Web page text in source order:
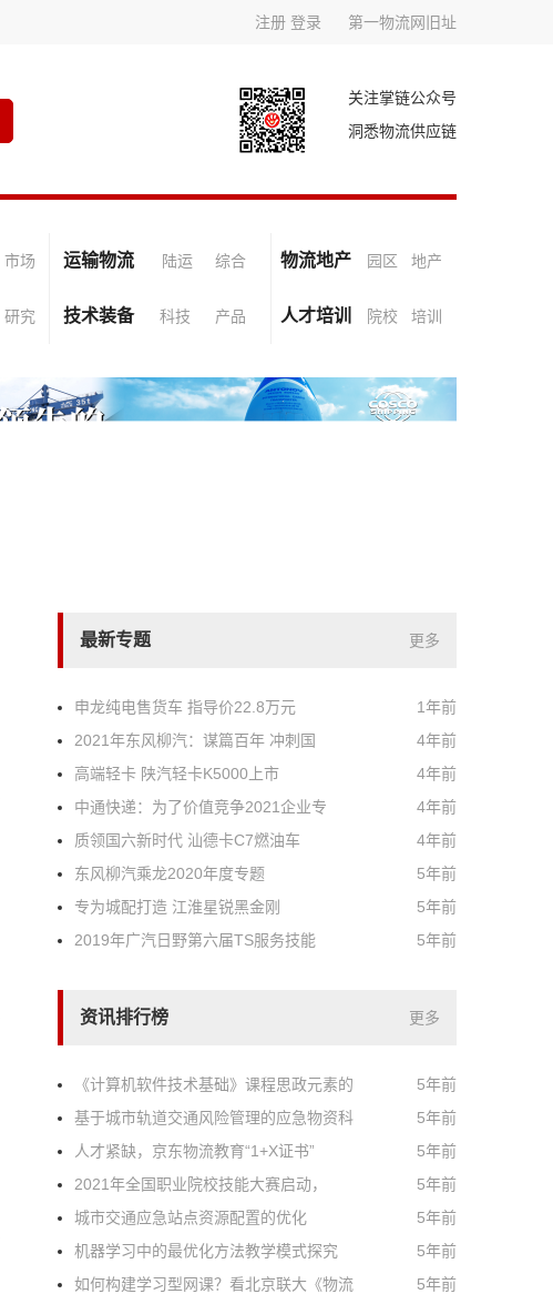
注册 登录 第一物流网旧址
关注掌链公众号
洞悉物流供应链
市场 运输物流 陆运 综合 物流地产 园区 地产
研究 技术装备 科技 产品 人才培训 院校 培训
最新专题 更多
申龙纯电售货车 指导价22.8万元
1年前
2021年东风柳汽：谋篇百年 冲刺国
4年前
高端轻卡 陕汽轻卡K5000上市
4年前
中通快递：为了价值竞争2021企业专
4年前
质领国六新时代 汕德卡C7燃油车
4年前
东风柳汽乘龙2020年度专题
5年前
专为城配打造 江淮星锐黑金刚
5年前
2019年广汽日野第六届TS服务技能
5年前
资讯排行榜 更多
《计算机软件技术基础》课程思政元素的
5年前
基于城市轨道交通风险管理的应急物资科
5年前
人才紧缺，京东物流教育“1+X证书”
5年前
2021年全国职业院校技能大赛启动，
5年前
城市交通应急站点资源配置的优化
5年前
机器学习中的最优化方法教学模式探究
5年前
如何构建学习型网课？看北京联大《物流
5年前